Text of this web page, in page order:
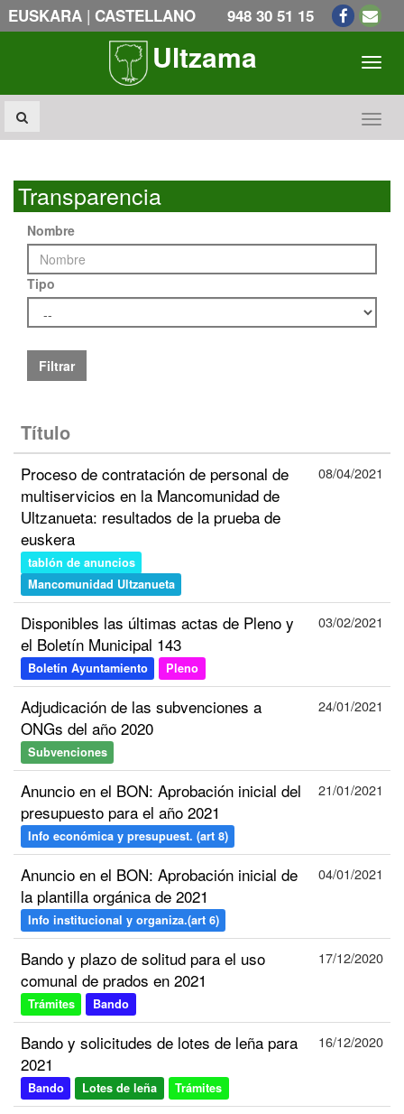
EUSKARA | CASTELLANO 948 30 51 15
Ultzama
Transparencia
Nombre
Tipo
Filtrar
Título
Proceso de contratación de personal de
multiservicios en la Mancomunidad de
Ultzanueta: resultados de la prueba de
euskera
tablón de anuncios
Mancomunidad Ultzanueta
08/04/2021
Disponibles las últimas actas de Pleno y
el Boletín Municipal 143
Boletín Ayuntamiento Pleno
03/02/2021
Adjudicación de las subvenciones a
ONGs del año 2020
Subvenciones
24/01/2021
Anuncio en el BON: Aprobación inicial del
presupuesto para el año 2021
Info económica y presupuest. (art 8)
21/01/2021
Anuncio en el BON: Aprobación inicial de
la plantilla orgánica de 2021
Info institucional y organiza.(art 6)
04/01/2021
Bando y plazo de solitud para el uso
comunal de prados en 2021
Trámites Bando
17/12/2020
Bando y solicitudes de lotes de leña para
2021
Bando Lotes de leña Trámites
16/12/2020